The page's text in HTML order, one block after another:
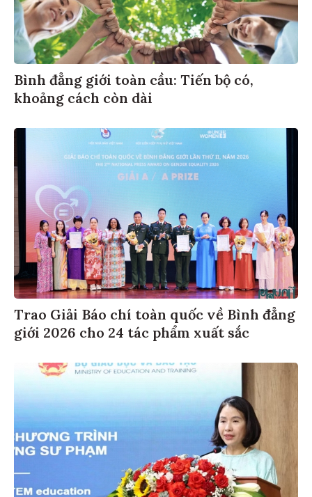
Bình đẳng giới toàn cầu: Tiến bộ có,
khoảng cách còn dài
Trao Giải Báo chí toàn quốc về Bình đẳng
giới 2026 cho 24 tác phẩm xuất sắc